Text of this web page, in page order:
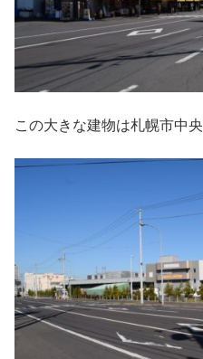
この大きな建物は札幌市中